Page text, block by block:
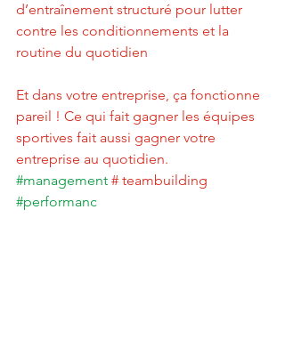
d’entraînement structuré pour lutter
contre les conditionnements et la
routine du quotidien
Et dans votre entreprise, ça fonctionne
pareil ! Ce qui fait gagner les équipes
sportives fait aussi gagner votre
entreprise au quotidien.
#management # teambuilding
#performanc